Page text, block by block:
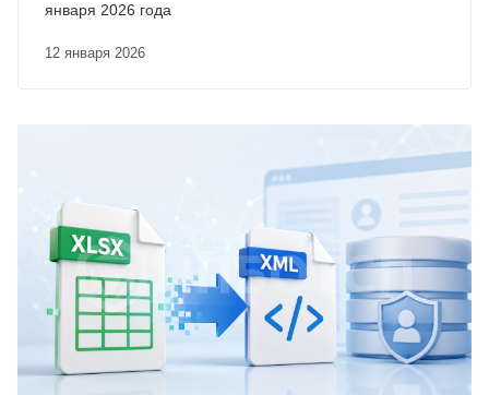
12 января 2026
января 2026 года